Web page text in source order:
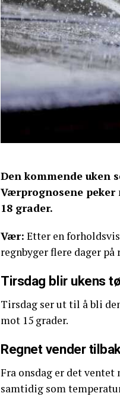
Den kommende uken
Værprognosene
18 grader.
Vær: Etter en
regnbyger flere dager
Tirsdag blir ukens
Tirsdag ser ut til å bli
mot 15 grader.
Regnet vender
Fra onsdag er det ventet
samtidig som